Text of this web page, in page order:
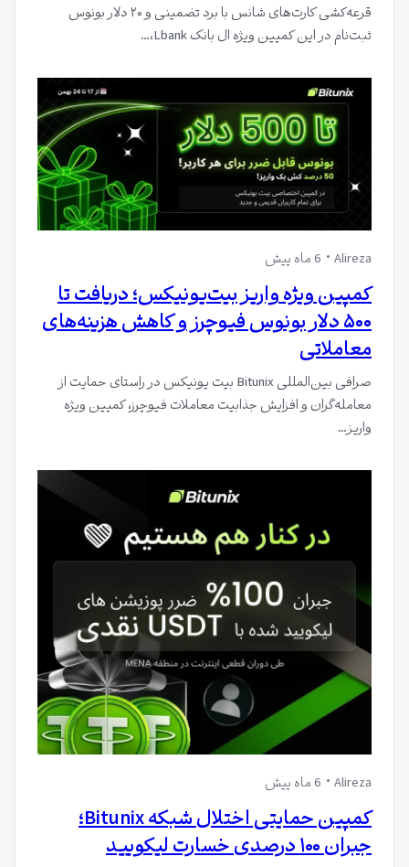
قرعه‌کشی کارت‌های شانس با برد تضمینی و ۲۰ دلار بونوس
ثبت‌نام در این کمپین ویژه ال بانک Lbank،…
Alireza 6 ماه پیش
کمپین ویژه واریز بیت‌یونیکس؛ دریافت تا
۵۰۰ دلار بونوس فیوچرز و کاهش هزینه‌های
معاملاتی
صرافی بین‌المللی Bitunix بیت یونیکس در راستای حمایت از
معامله‌گران و افزایش جذابیت معاملات فیوچرز، کمپین ویژه
واریز…
Alireza 6 ماه پیش
کمپین حمایتی اختلال شبکه Bitunix؛
جبران ۱۰۰ درصدی خسارت لیکویید